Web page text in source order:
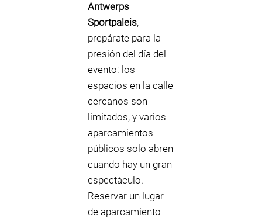
Antwerps
Sportpaleis,
prepárate para la
presión del día del
evento: los
espacios en la calle
cercanos son
limitados, y varios
aparcamientos
públicos solo abren
cuando hay un gran
espectáculo.
Reservar un lugar
de aparcamiento